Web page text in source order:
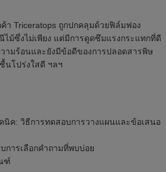
า Triceratops ถูกปกคลุมด้วยฟิล์มฟอง
ม้ซึ่งไม่เพียง แต่มีการดูดซึมแรงกระแทกที่ดี
ามร้อนและยังมีข้อดีของการปลอดสารพิษ
นโปร่งใสดี ฯลฯ
นิค: วิธีการทดสอบการวางแผนและข้อเสนอ
การเลือกคำถามที่พบบ่อย
ฑ์